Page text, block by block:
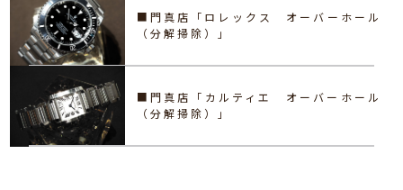
■門真店「ロレックス オーバーホール
（分解掃除）」
■門真店「カルティエ オーバーホール
（分解掃除）」